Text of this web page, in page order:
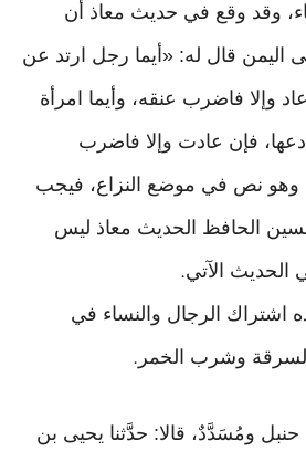
وقد وقع في حديث معاذ أن
اليمن قال له: «أيما رجل ارتد عن
وإلا فاضرب عنقه، وأيما امرأة
فإن عادت وإلا فاضرب
وهو نص في موضع النزاع، فيجب
الحافظ الحديث معاذ ليس
الحديث الآتي.
اشتراك الرجال والنساء في
وشرب الخمر .
حنبل ومُسَدَّدٌ، قالا: حدَّثنا يحيى بن